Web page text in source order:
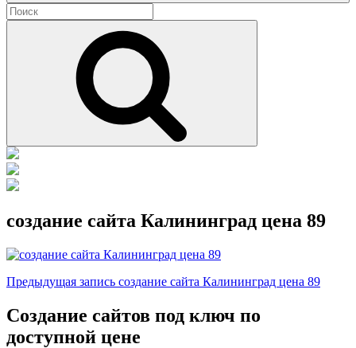
Найти:
создание сайта Калининград цена 89
Навигация
по
записям
Предыдущая
Предыдущая запись создание сайта Калининград цена 89
Создание сайтов под ключ по
доступной цене